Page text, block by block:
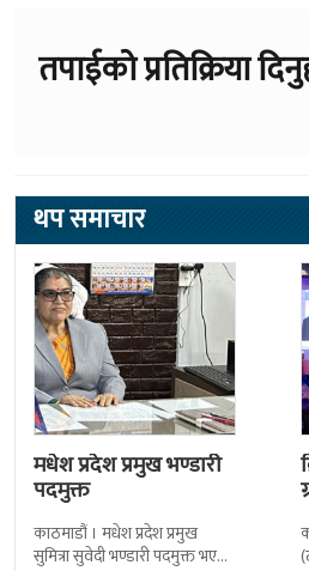
तपाईको प्रतिक्रिया
थप समाचार
मधेश प्रदेश प्रमुख भण्डारी
पदमुक्त
काठमाडौं । मधेश प्रदेश प्रमुख
सुमित्रा सुवेदी भण्डारी पदमुक्त भएकी